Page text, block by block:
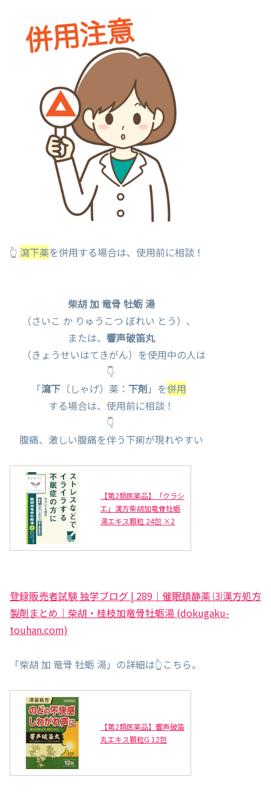
👆 瀉下薬を併用する場合は、使用前に相談！
柴胡 加 竜骨 牡蛎 湯
（さいこ か りゅうこつ ぼれい とう）、
または、 響声破笛丸
（きょうせいはてきがん）を使用中の人は
👇
「瀉下 （しゃげ）薬： 下剤 」を併用
する場合は、使用前に相談！
👇
腹痛、激しい腹痛を伴う下痢が現れやすい
【第2類医薬品】「クラシ
エ」漢方柴胡加竜骨牡蛎
湯エキス顆粒 24包 ×2
登録販売者試験 独学ブログ | 289｜催眠鎮静薬 ⑶漢方処方
製剤まとめ｜柴胡・桂枝加竜骨牡蛎湯 (dokugaku-
touhan.com)
「柴胡 加 竜骨 牡蛎 湯」の詳細は👆こちら。
【第2類医薬品】響声破笛
丸エキス顆粒G 12包